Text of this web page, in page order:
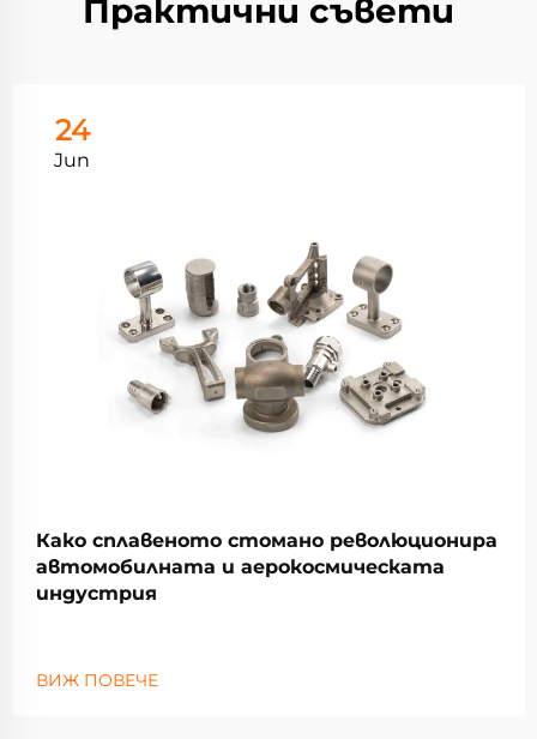
Практични съвети
24
Jun
Како сплавеното стомано революционира
автомобилната и аерокосмическата
индустрия
ВИЖ ПОВЕЧЕ